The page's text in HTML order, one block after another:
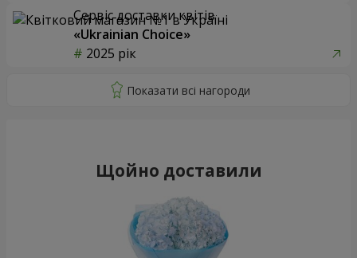
Сервіс доставки квітів
«Ukrainian Choice»
2025 рік
Щойно доставили